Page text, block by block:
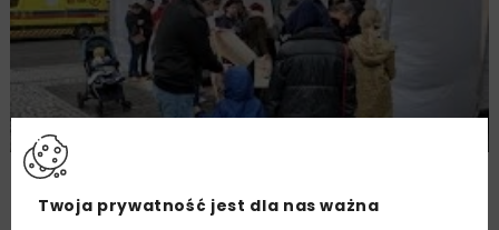
Dzień Ziemi 2024 w Muzeum Geologicznym
PIG-PIB
Twoja prywatność jest dla nas ważna